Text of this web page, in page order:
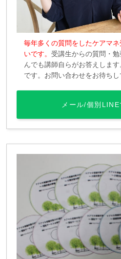
毎年多くの質問をしたケアマ
いです。受講生からの質問・
んでも講師自らがお答えしま
です。お問い合わせをお待ちし
メール/個別LINE